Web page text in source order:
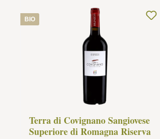
BIO
Terra di Covignano Sangiovese
Superiore di Romagna Riserva